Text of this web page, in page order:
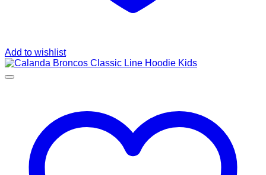
Add to wishlist